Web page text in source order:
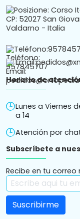
Teléfono:
Email:
Horario de
Lunes a Viernes
a 14
Atención por
Subscríbete a
Recibe en tu